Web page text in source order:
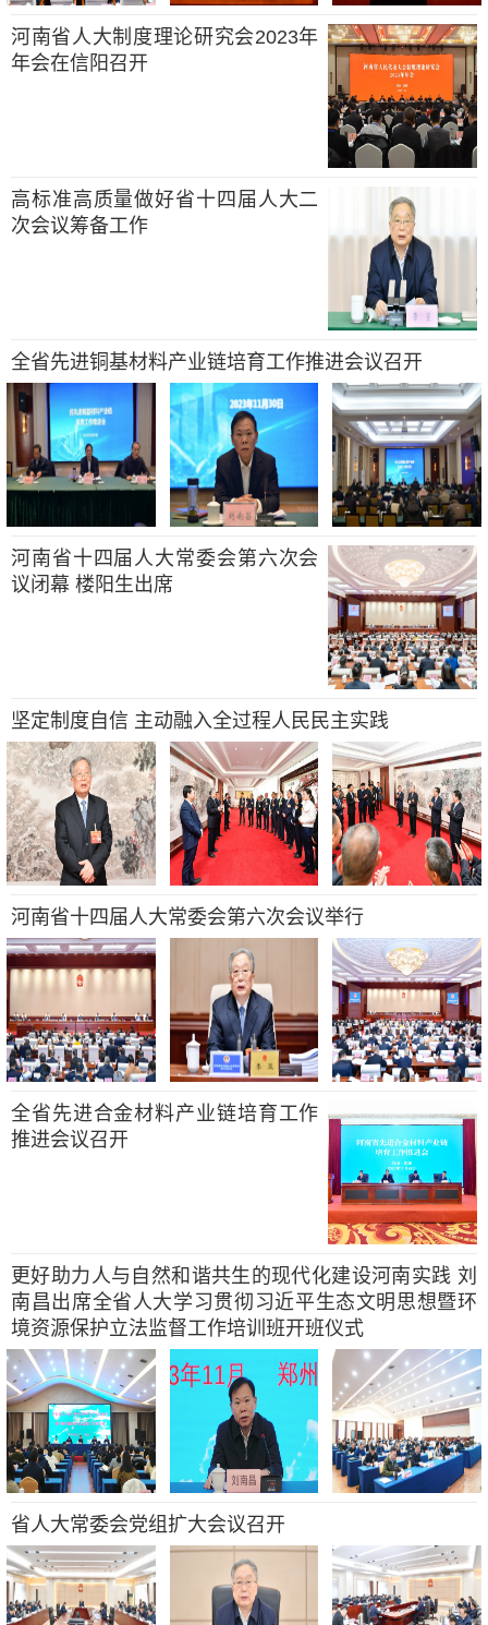
河南省人大制度理论研究会2023年
年会在信阳召开
高标准高质量做好省十四届人大二
次会议筹备工作
全省先进铜基材料产业链培育工作推进会议召开
河南省十四届人大常委会第六次会
议闭幕 楼阳生出席
坚定制度自信 主动融入全过程人民民主实践
河南省十四届人大常委会第六次会议举行
全省先进合金材料产业链培育工作
推进会议召开
更好助力人与自然和谐共生的现代化建设河南实践 刘
南昌出席全省人大学习贯彻习近平生态文明思想暨环
境资源保护立法监督工作培训班开班仪式
省人大常委会党组扩大会议召开